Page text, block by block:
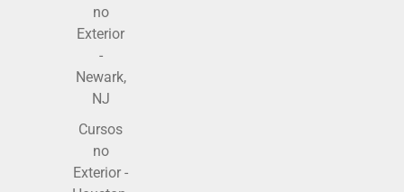
no
Exterior
-
Newark,
NJ
Cursos
no
Exterior -